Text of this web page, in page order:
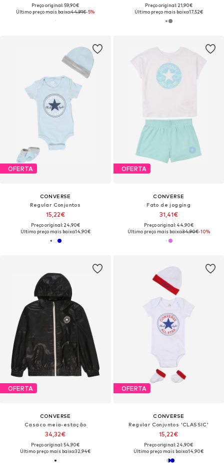
Preço original: 59,90€
Último preço mais baixo:44,91€-5%
Preço original: 21,90€
Último preço mais baixo:17,52€
OFERTA
CONVERSE
Regular Conjuntos
15,22€
Preço original: 24,90€
Último preço mais baixo:14,90€
OFERTA
CONVERSE
Fato de jogging
31,41€
Preço original: 44,90€
Último preço mais baixo:34,90€-10%
OFERTA
CONVERSE
Casaco meia-estação
34,32€
Preço original: 54,90€
Último preço mais baixo:32,94€
OFERTA
CONVERSE
Regular Conjuntos 'CLASSIC'
15,22€
Preço original: 24,90€
Último preço mais baixo:14,90€